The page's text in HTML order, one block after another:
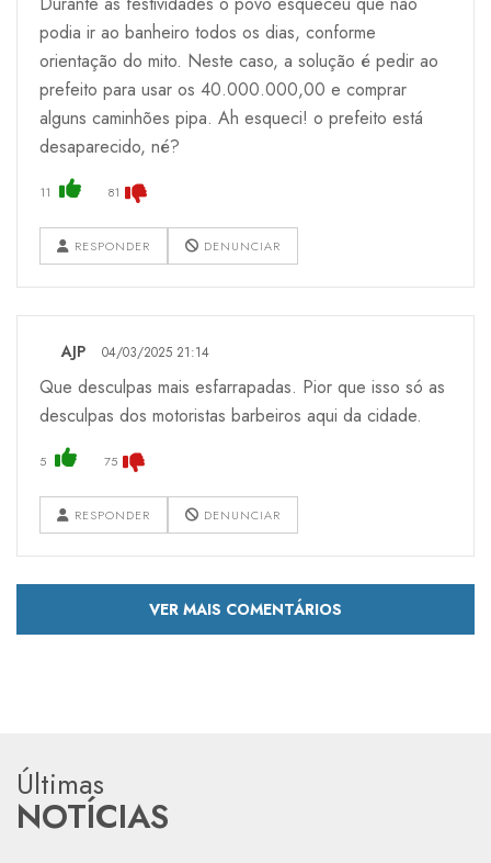
podia ir ao banheiro todos os dias, conforme
orientação do mito. Neste caso, a solução é pedir ao
prefeito para usar os 40.000.000,00 e comprar
alguns caminhões pipa. Ah esqueci! o prefeito está
desaparecido, né?
11 81
RESPONDER DENUNCIAR
AJP 04/03/2025 21:14
Que desculpas mais esfarrapadas. Pior que isso só as
desculpas dos motoristas barbeiros aqui da cidade.
5 75
RESPONDER DENUNCIAR
VER MAIS COMENTÁRIOS
Últimas
NOTÍCIAS